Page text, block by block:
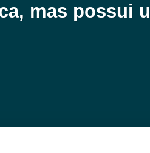
mas possui